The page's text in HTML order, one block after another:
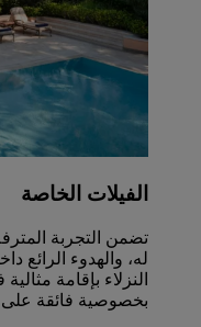
الفيلات الخاصة
تضمن التجربة
له، والهدوء الرائع
النزلاء بإقامة
بخصوصية فائقة